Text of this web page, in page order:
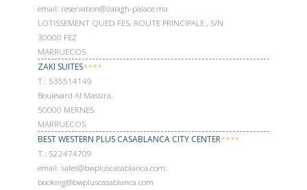
email: reservation@zalagh-palace.ma
LOTISSEMENT QUED FES, ROUTE PRINCIPALE , S/N
30000 FEZ
MARRUECOS
ZAKI SUITES****
Т.: 535514149
Boulevard Al Massira,
50000 MEKNES
MARRUECOS
BEST WESTERN PLUS CASABLANCA CITY CENTER****
Т.: 522474709
email: sales@bwpluscasablanca.com;
booking@bwpluscasablanca.com